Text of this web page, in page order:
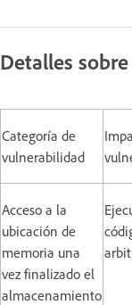
Detalles
Categoría de
vulnerabilidad
Acceso a la
ubicación de
memoria una
vez finalizado el
almacenamiento